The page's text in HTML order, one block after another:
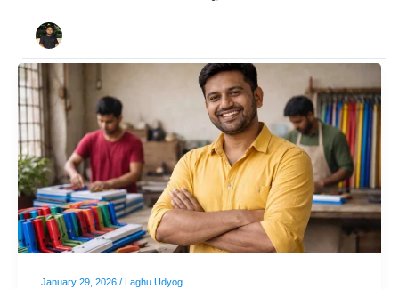
January 29, 2026 / Laghu Udyog
वाइपर
बनाने
का
बिज़नेस
|
घर
से
शुरू